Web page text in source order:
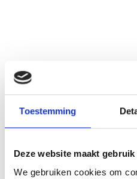
Toestemming
Deze website maakt
We gebruiken cookies om